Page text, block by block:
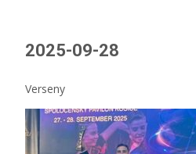
2025-09-28
Verseny